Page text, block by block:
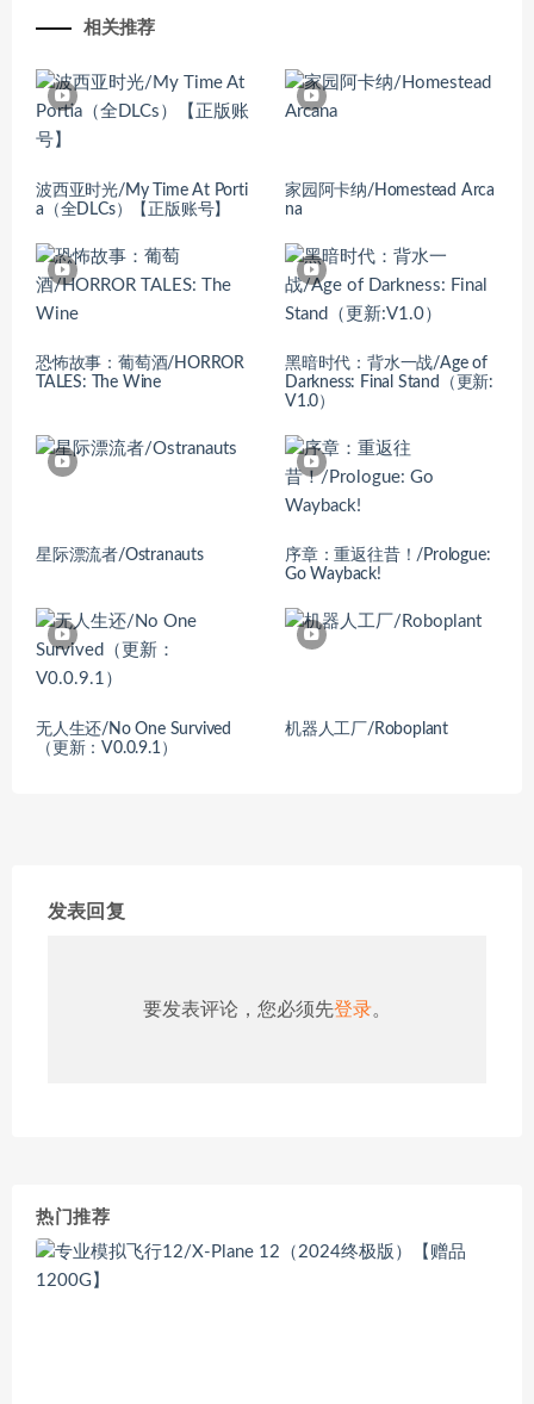
相关推荐
波西亚时光/My Time At Porti
a（全DLCs）【正版账号】
家园阿卡纳/Homestead Arca
na
恐怖故事：葡萄酒/HORROR
TALES: The Wine
黑暗时代：背水一战/Age of
Darkness: Final Stand（更新:
V1.0）
星际漂流者/Ostranauts
序章：重返往昔！/Prologue:
Go Wayback!
无人生还/No One Survived
（更新：V0.0.9.1）
机器人工厂/Roboplant
发表回复
要发表评论，您必须先登录。
热门推荐